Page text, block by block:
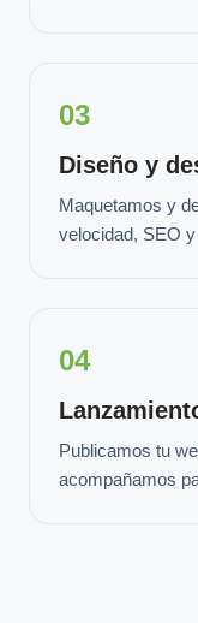
03
Diseño y
Maquetamos y
velocidad, SEO
04
Publicamos tu
acompañamos